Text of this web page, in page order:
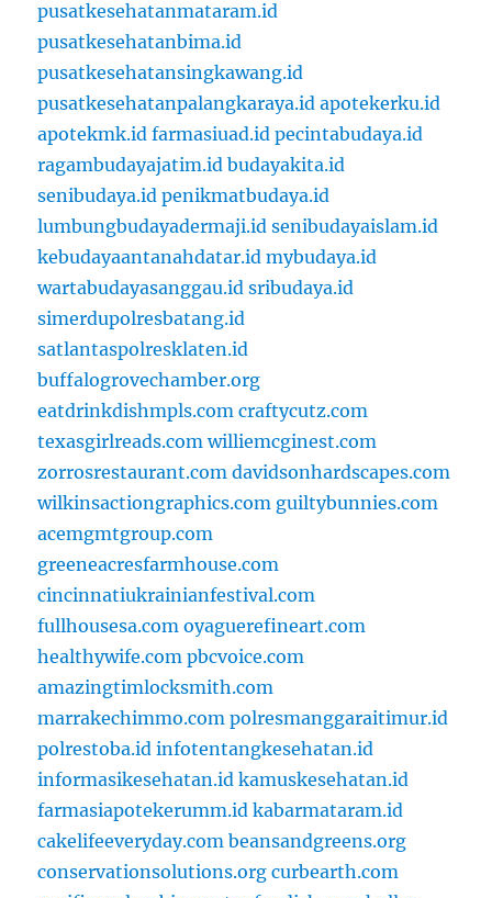
pusatkesehatanmataram.id
pusatkesehatanbima.id
pusatkesehatansingkawang.id
pusatkesehatanpalangkaraya.id apotekerku.id
apotekmk.id farmasiuad.id pecintabudaya.id
ragambudayajatim.id budayakita.id
senibudaya.id penikmatbudaya.id
lumbungbudayadermaji.id senibudayaislam.id
kebudayaantanahdatar.id mybudaya.id
wartabudayasanggau.id sribudaya.id
simerdupolresbatang.id
satlantaspolresklaten.id
buffalogrovechamber.org
eatdrinkdishmpls.com craftycutz.com
texasgirlreads.com williemcginest.com
zorrosrestaurant.com davidsonhardscapes.com
wilkinsactiongraphics.com guiltybunnies.com
acemgmtgroup.com
greeneacresfarmhouse.com
cincinnatiukrainianfestival.com
fullhousesa.com oyaguerefineart.com
healthywife.com pbcvoice.com
amazingtimlocksmith.com
marrakechimmo.com polresmanggaraitimur.id
polrestoba.id infotentangkesehatan.id
informasikesehatan.id kamuskesehatan.id
farmasiapotekerumm.id kabarmataram.id
cakelifeeveryday.com beansandgreens.org
conservationsolutions.org curbearth.com